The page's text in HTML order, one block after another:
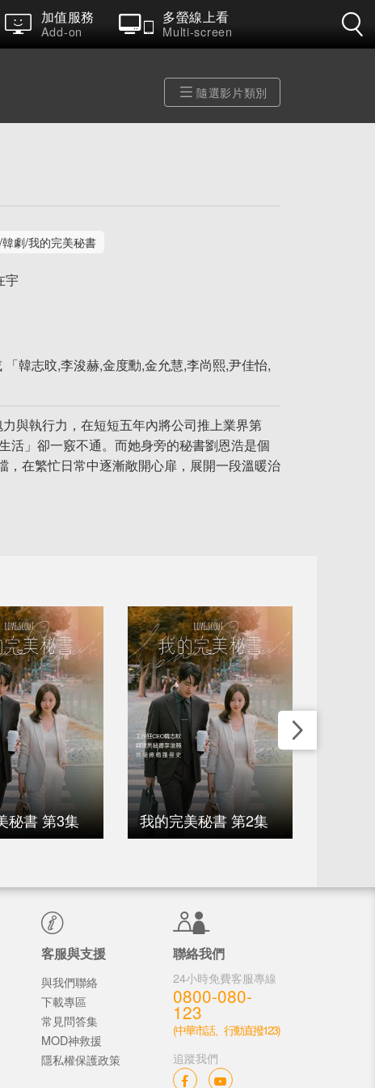
加值服務
Add-on
多螢線上看
Multi-screen
隨選影片類別
劇/我的完美秘書
宇
韓志旼,李浚赫,金度勳,金允慧,李尚熙,尹佳怡,
與執行力，在短短五年內將公司推上業界第
活」卻一竅不通。而她身旁的秘書劉恩浩是個
在繁忙日常中逐漸敞開心扉，展開一段溫暖治
秘書 第3集 我的完美秘書 第2集
客服與支援
與我們聯絡
下載專區
常見問答集
MOD神救援
隱私權保護政策
聯絡我們
24小時免費客服專線
0800-080-
123
(中華市話、行動直撥123)
追蹤我們